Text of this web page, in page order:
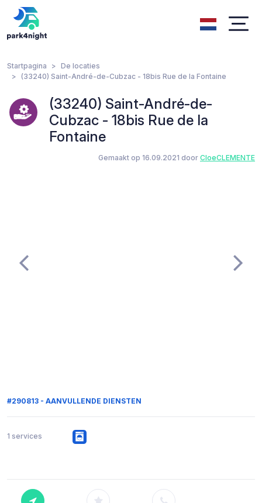
Startpagina
De locaties
(33240) Saint-André-de-Cubzac - 18bis Rue de la Fontaine
(33240) Saint-André-de-
Cubzac - 18bis Rue de la
Fontaine
Gemaakt op 16.09.2021 door CloeCLEMENTE
#290813 - AANVULLENDE DIENSTEN
1 services